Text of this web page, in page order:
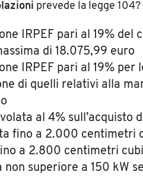
prevede la legge
IRPEF pari al 19% del
di 18.075,99 euro
IRPEF pari al 19% per
di quelli relativi alla
al 4%
fino a 2.000 centimetri
a 2.800 centimetri
non superiore a 150 kW